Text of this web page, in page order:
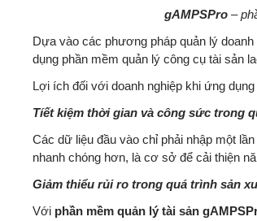
gAMPSPro–
Dựa vào các phương pháp quản lý
dụng phần mềm quản lý công cụ tài sản
Lợi ích đối với doanh nghiệp khi ứng
Tíết kiệm thời gian và công sức trong
Các dữ liệu đầu vào chỉ phải nhập một
nhanh chóng hơn, là cơ sở để cải thiện
Giảm thiểu rủi ro trong quá trình sản
Với phần mềm quản lý tài sản